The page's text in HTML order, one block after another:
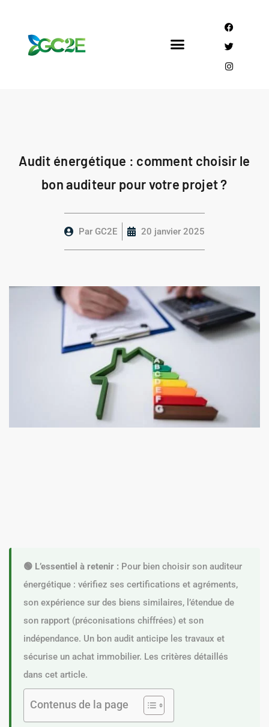
Audit énergétique : comment choisir le
bon auditeur pour votre projet ?
Par GC2E 20 janvier 2025
🟢 L’essentiel à retenir : Pour bien choisir son auditeur
énergétique : vérifiez ses certifications et agréments,
son expérience sur des biens similaires, l’étendue de
son rapport (préconisations chiffrées) et son
indépendance. Un bon audit anticipe les travaux et
sécurise un achat immobilier. Les critères détaillés
dans cet article.
Contenus de la page